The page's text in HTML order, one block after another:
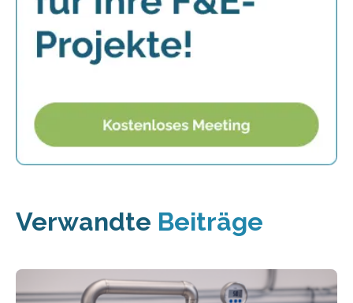
Verwandte Beiträge